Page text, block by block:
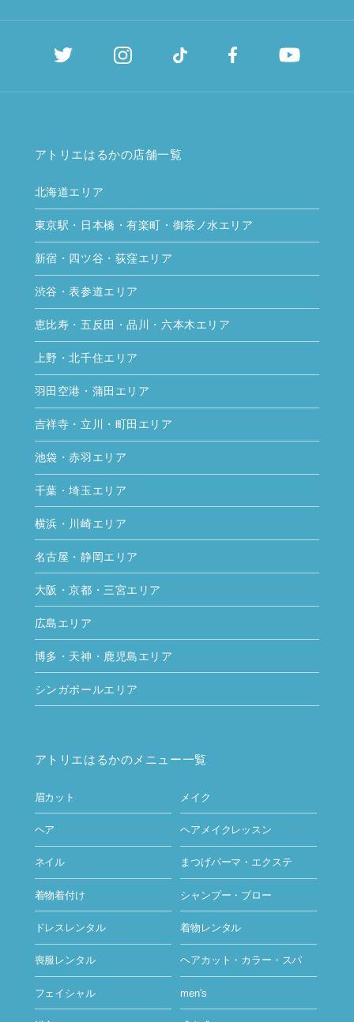
アトリエはるかの店舗一覧
北海道エリア
東京駅・日本橋・有楽町・御茶ノ水エリア
新宿・四ツ谷・荻窪エリア
渋谷・表参道エリア
恵比寿・五反田・品川・六本木エリア
上野・北千住エリア
羽田空港・蒲田エリア
吉祥寺・立川・町田エリア
池袋・赤羽エリア
千葉・埼玉エリア
横浜・川崎エリア
名古屋・静岡エリア
大阪・京都・三宮エリア
広島エリア
博多・天神・鹿児島エリア
シンガポールエリア
アトリエはるかのメニュー一覧
眉カット メイク
ヘア ヘアメイクレッスン
ネイル まつげパーマ・エクステ
着物着付け シャンプー・ブロー
ドレスレンタル 着物レンタル
喪服レンタル ヘアカット・カラー・スパ
フェイシャル men's